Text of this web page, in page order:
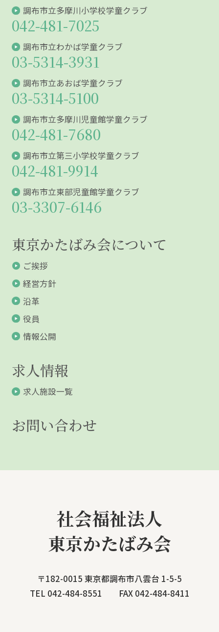
調布市立多摩川小学校学童クラブ
042-481-7025
調布市立わかば学童クラブ
03-5314-3931
調布市立あおば学童クラブ
03-5314-5100
調布市立多摩川児童館学童クラブ
042-481-7680
調布市立第三小学校学童クラブ
042-481-9914
調布市立東部児童館学童クラブ
03-3307-6146
東京かたばみ会について
ご挨拶
経営方針
沿革
役員
情報公開
求人情報
求人施設一覧
お問い合わせ
社会福祉法人
東京かたばみ会
〒182-0015 東京都調布市八雲台 1-5-5
TEL 042-484-8551 FAX 042-484-8411